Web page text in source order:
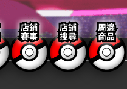
店鋪
賽事
店鋪
搜尋
周邊
商品